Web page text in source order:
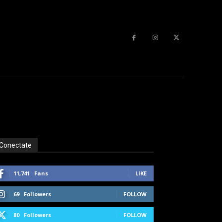
11,741 Fans LIKE
69 Followers FOLLOW
80 Followers FOLLOW